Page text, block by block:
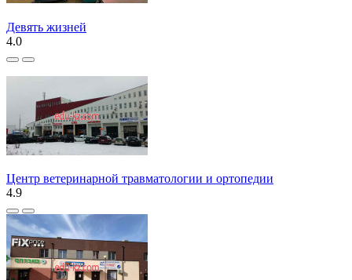
Девять жизней
4.0
Центр ветеринарной травматологии и ортопедии
4.9